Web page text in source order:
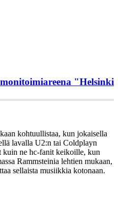
"Helsinki
kohtuullistaa, kun jokaisella
lavalla U2:n tai Coldplayn
kuin ne hc-fanit keikoille, kun
Rammsteinia lehtien mukaan,
sellaista musiikkia kotonaan.